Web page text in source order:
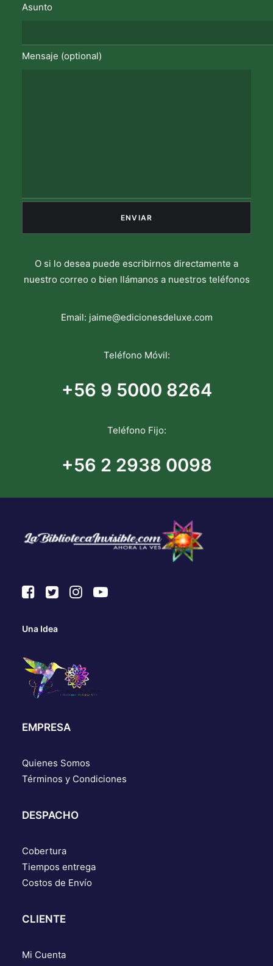
Asunto
Mensaje (optional)
O si lo desea puede escribirnos directamente a
nuestro correo o bien llámanos a nuestros teléfonos
Email: jaime@edicionesdeluxe.com
Teléfono Móvil:
+56 9 5000 8264
Teléfono Fijo:
+56 2 2938 0098
Una Idea
EMPRESA
Quienes Somos
Términos y Condiciones
DESPACHO
Cobertura
Tiempos entrega
Costos de Envío
CLIENTE
Mi Cuenta